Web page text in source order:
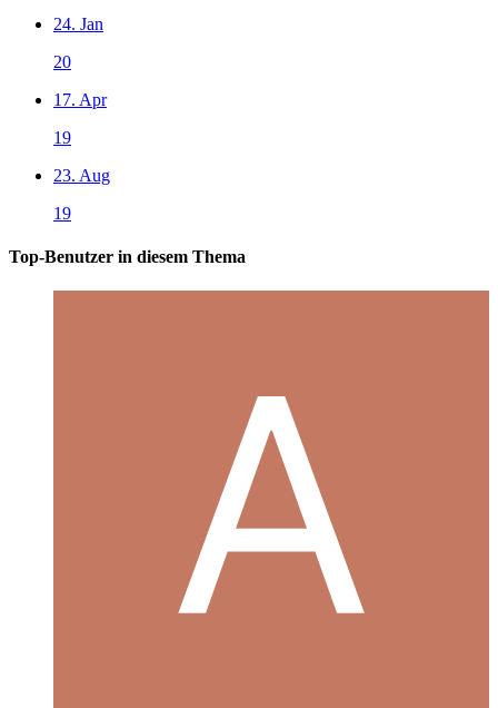
24. Jan
20
17. Apr
19
23. Aug
19
Top-Benutzer in diesem Thema